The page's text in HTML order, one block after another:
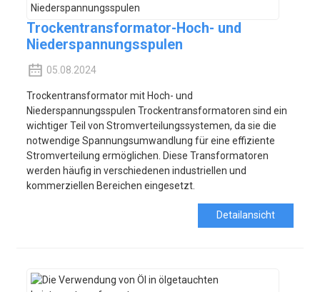
Trockentransformator-Hoch- und
Niederspannungsspulen
05.08.2024
Trockentransformator mit Hoch- und
Niederspannungsspulen Trockentransformatoren sind ein
wichtiger Teil von Stromverteilungssystemen, da sie die
notwendige Spannungsumwandlung für eine effiziente
Stromverteilung ermöglichen. Diese Transformatoren
werden häufig in verschiedenen industriellen und
kommerziellen Bereichen eingesetzt.
Detailansicht